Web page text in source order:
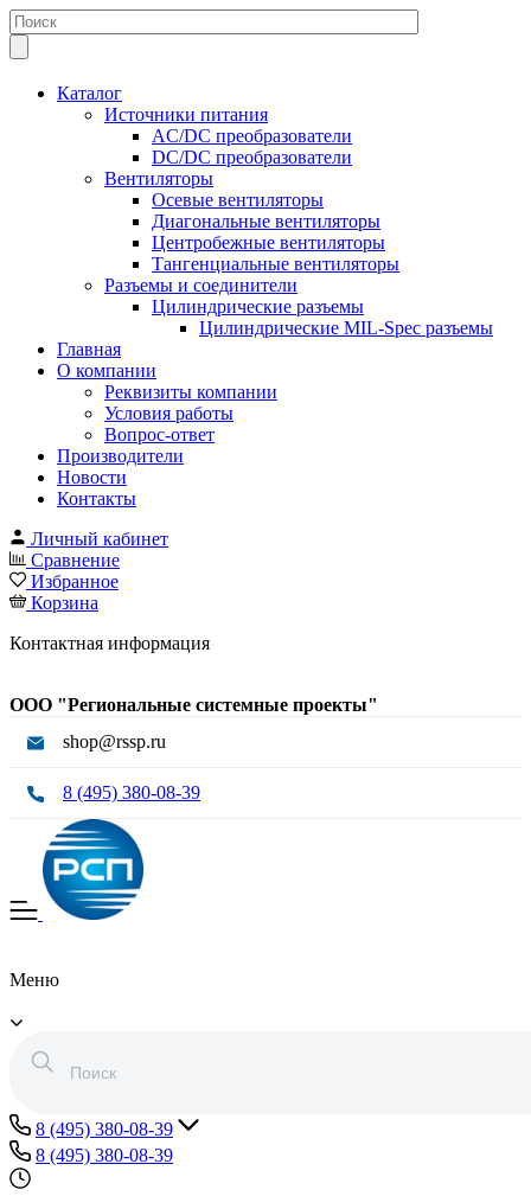
Каталог
Источники питания
AC/DC преобразователи
DC/DC преобразователи
Вентиляторы
Осевые вентиляторы
Диагональные вентиляторы
Центробежные вентиляторы
Тангенциальные вентиляторы
Разъемы и соединители
Цилиндрические разъемы
Цилиндрические MIL-Spec разъемы
Главная
О компании
Реквизиты компании
Условия работы
Вопрос-ответ
Производители
Новости
Контакты
Личный кабинет
Сравнение
Избранное
Корзина
Контактная информация
ООО "Региональные системные проекты"
shop@rssp.ru
8 (495) 380-08-39
Меню
8 (495) 380-08-39
8 (495) 380-08-39